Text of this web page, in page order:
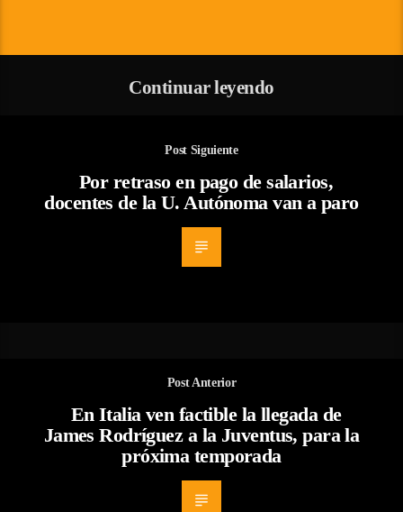
Continuar leyendo
Post Siguiente
Por retraso en pago de salarios,
docentes de la U. Autónoma van a paro
Post Anterior
En Italia ven factible la llegada de
James Rodríguez a la Juventus, para la
próxima temporada